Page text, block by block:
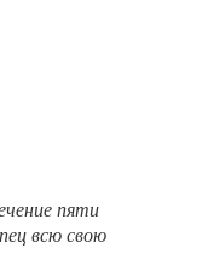
пяти
всю свою